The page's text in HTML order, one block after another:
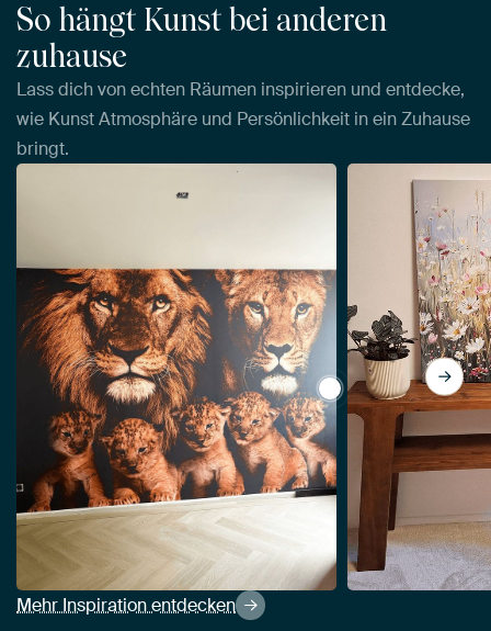
So hängt Kunst bei anderen
zuhause
Lass dich von echten Räumen inspirieren und entdecke,
wie Kunst Atmosphäre und Persönlichkeit in ein Zuhause
bringt.
Mehr Inspiration entdecken
View Löwenfamilie